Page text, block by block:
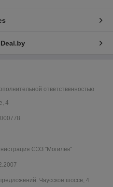
ответственностью
4
СЭЗ "Могилев"
Чаусское шоссе, 4